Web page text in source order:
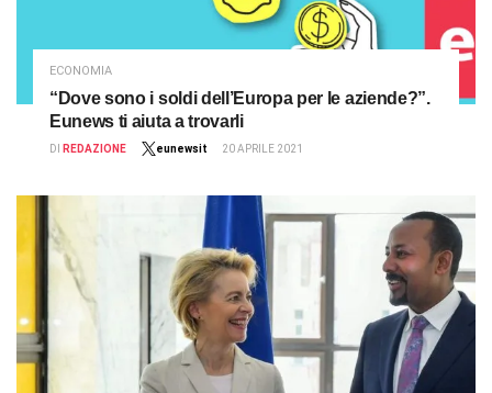
ECONOMIA
“Dove sono i soldi dell’Europa per le aziende?”.
Eunews ti aiuta a trovarli
DI REDAZIONE eunewsit 20 APRILE 2021